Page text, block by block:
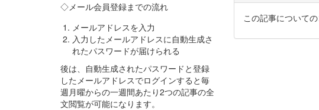
この記事について
◇メール会員登録までの流れ
メールアドレスを入力
入力したメールアドレスに自動生成さ
れたパスワードが届けられる
後は、自動生成されたパスワードと登録
したメールアドレスでログインすると毎
週月曜からの一週間あたり2つの記事の全
文閲覧が可能になります。